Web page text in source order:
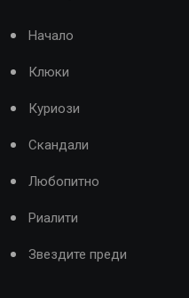
Начало
Клюки
Куриози
Скандали
Любопитно
Риалити
Звездите преди